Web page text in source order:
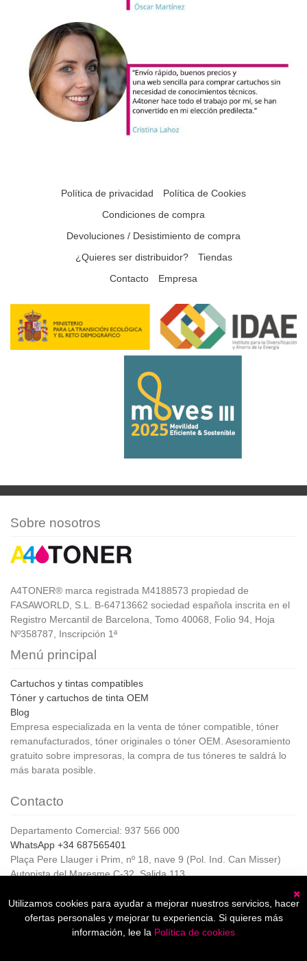
Política de privacidad
Política de Cookies
Condiciones de compra
Devoluciones / Desistimiento de compra
¿Quieres ser distribuidor?
Tiendas
Contacto
Empresa
Sobre nosotros
A4TONER® marca registrada M4188573 propiedad de
FASAWORLD, S.L. B-64713662 sociedad española inscrita en el
Registro Mercantil de Barcelona, Tomo 40068, Folio 94, Hoja
Nº358787, Inscripción 1ª
Menú principal
Cartuchos y tintas compatibles
Tóner y cartuchos de tinta OEM
Blog
Empresa especializada en la venta de tóner compatible, tóner
remanufacturados, tóner originales o tóner OEM. Asesoramiento
gratuito sobre impresoras, la compra de tus tóneres te saldrá lo
más barata posible.
Contacto
Departamento Comercial: 937 566 000
WhatsApp +34 687565401
Plaça Pere Llauger i Prim, nº 18, nave 9 (Pol. Ind. Can Misser)
Autopista del Maresme C-32, Salida 113
Horario de Atención al cliente:
De lunes a jueves de 8:00 a 17:00,
Viernes de 8:00 a 15:00
Utilizamos cookies para ayudar a mejorar nuestros servicios, hacer
ofertas personales y mejorar tu experiencia. Si quieres más
información, lee la Política de cookies